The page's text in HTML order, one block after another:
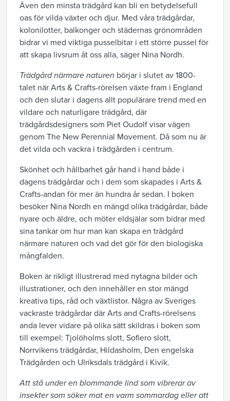
Även den minsta trädgård kan bli en betydelsefull
oas för vilda växter och djur. Med våra trädgårdar,
kolonilotter, balkonger och städernas grönområden
bidrar vi med viktiga pusselbitar i ett större pussel för
att skapa livsrum åt oss alla, säger Nina Nordh.
Trädgård närmare naturen börjar i slutet av 1800-
talet när Arts & Crafts-rörelsen växte fram i England
och den slutar i dagens allt populärare trend med en
vildare och naturligare trädgård, där
trädgårdsdesigners som Piet Oudolf visar vägen
genom The New Perennial Movement. Då som nu är
det vilda och vackra i trädgården i centrum.
Skönhet och hållbarhet går hand i hand både i
dagens trädgårdar och i dem som skapades i Arts &
Crafts-andan för mer än hundra år sedan. I boken
besöker Nina Nordh en mängd olika trädgårdar, både
nyare och äldre, och möter eldsjälar som bidrar med
sina tankar om hur man kan skapa en trädgård
närmare naturen och vad det gör för den biologiska
mångfalden.
Boken är rikligt illustrerad med nytagna bilder och
illustrationer, och den innehåller en stor mängd
kreativa tips, råd och växtlistor. Några av Sveriges
vackraste trädgårdar där Arts and Crafts-rörelsens
anda lever vidare på olika sätt skildras i boken som
till exempel: Tjolöholms slott, Sofiero slott,
Norrvikens trädgårdar, Hildasholm, Den engelska
Trädgården och Ulriksdals trädgård i Kivik.
Att stå under en blommande lind som vibrerar av
insekter som söker mat en varm sommardag eller att